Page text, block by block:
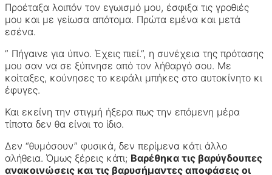
Προέταξα λοιπόν τον εγωισμό μου, έσφιξα τις γροθιές
μου και με γείωσα απότομα. Πρώτα εμένα και μετά
εσένα.
” Πήγαινε για ύπνο. Έχεις πιεί.”, η συνέχεια της πρότασης
μου σαν να σε ξύπνησε από τον λήθαργό σου. Με
κοίταξες, κούνησες το κεφάλι μπήκες στο αυτοκίνητο κι
έφυγες.
Και εκείνη την στιγμή ήξερα πως την επόμενη μέρα
τίποτα δεν θα είναι το ίδιο.
Δεν “θυμόσουν” φυσικά, δεν περίμενα κάτι άλλο
αλήθεια. Όμως ξέρεις κάτι; Βαρέθηκα τις βαρύγδουπες
ανακοινώσεις και τις βαρυσήμαντες αποφάσεις οι